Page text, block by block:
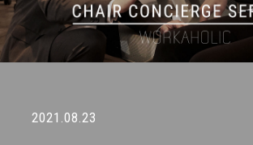
ONLINE STORE
OFFICIAL ACCOUNT
2021.08.23